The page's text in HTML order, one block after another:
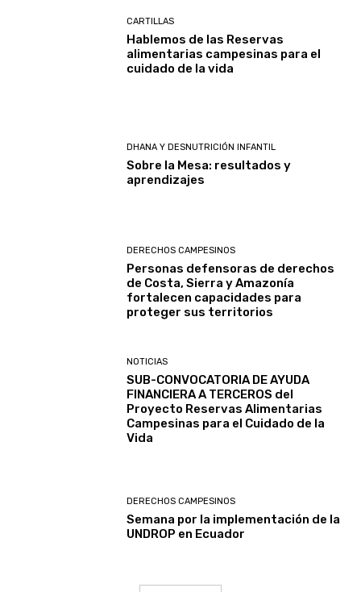
CARTILLAS
Hablemos de las Reservas
alimentarias campesinas para el
cuidado de la vida
DHANA Y DESNUTRICIÓN INFANTIL
Sobre la Mesa: resultados y
aprendizajes
DERECHOS CAMPESINOS
Personas defensoras de derechos
de Costa, Sierra y Amazonía
fortalecen capacidades para
proteger sus territorios
NOTICIAS
SUB-CONVOCATORIA DE AYUDA
FINANCIERA A TERCEROS del
Proyecto Reservas Alimentarias
Campesinas para el Cuidado de la
Vida
DERECHOS CAMPESINOS
Semana por la implementación de la
UNDROP en Ecuador